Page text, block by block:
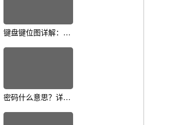
键盘键位图详解：提
密码什么意思？详细